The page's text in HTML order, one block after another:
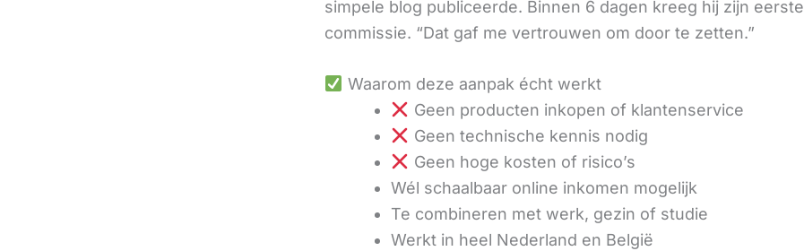
simpele blog publiceerde. Binnen 6 dagen kreeg hij zijn eerste
commissie. “Dat gaf me vertrouwen om door te zetten.”
Waarom deze aanpak écht werkt
Geen producten inkopen of klantenservice
Geen technische kennis nodig
Geen hoge kosten of risico’s
Wél schaalbaar online inkomen mogelijk
Te combineren met werk, gezin of studie
Werkt in heel Nederland en België